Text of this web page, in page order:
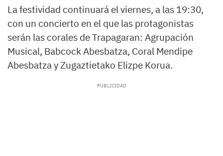
La festividad continuará el viernes, a las 19:30,
con un concierto en el que las protagonistas
serán las corales de Trapagaran: Agrupación
Musical, Babcock Abesbatza, Coral Mendipe
Abesbatza y Zugaztietako Elizpe Korua.